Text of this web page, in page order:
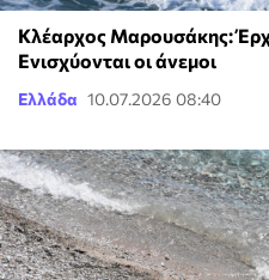
Κλέαρχος Μαρουσάκης:
Ενισχύονται οι άνεμοι
Ελλάδα 10.07.2026 08:40